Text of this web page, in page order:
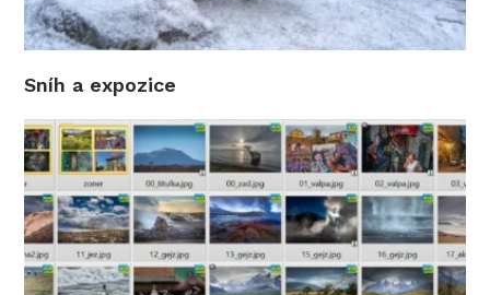
Sníh a expozice